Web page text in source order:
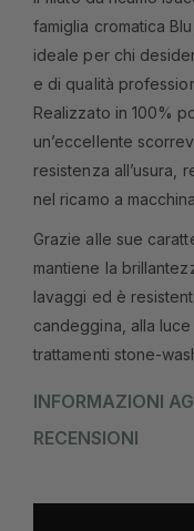
famiglia cromatica
ideale per chi
e di qualità
Realizzato in 100%
un’eccellente
resistenza all’usura,
nel ricamo a
Grazie alle sue
mantiene la
lavaggi ed è
candeggina, alla
trattamenti stone-
INFORMAZIONI
RECENSIONI